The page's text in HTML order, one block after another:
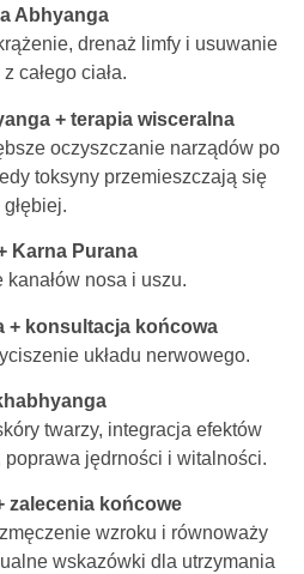
Abhyanga
drenaż limfy i usuwanie
całego ciała.
+ terapia wisceralna
oczyszczanie narządów po
toksyny przemieszczają się
głębiej.
Karna Purana
nosa i uszu.
+ konsultacja końcowa
układu nerwowego.
twarzy, integracja efektów
jędrności i witalności.
zalecenia końcowe
wzroku i równoważy
wskazówki dla utrzymania